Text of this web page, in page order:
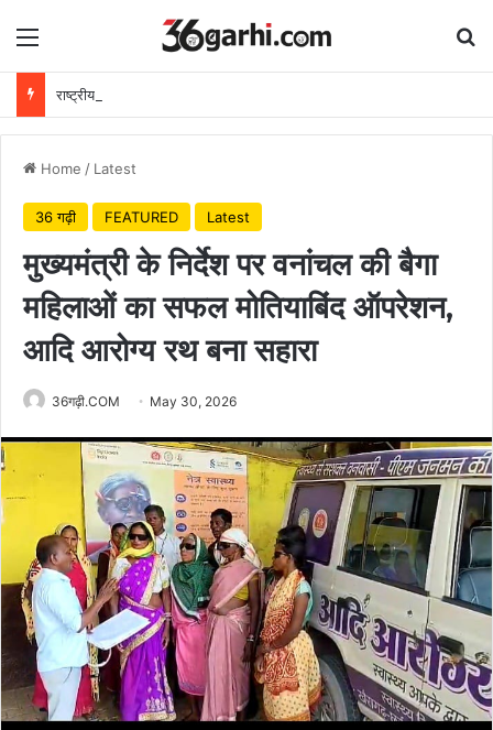
Menu
Home / Latest
36 गढ़ी FEATURED Latest
मुख्यमंत्री के निर्देश पर वनांचल की बैगा
महिलाओं का सफल मोतियाबिंद ऑपरेशन,
आदि आरोग्य रथ बना सहारा
36गढ़ी.COM May 30, 2026